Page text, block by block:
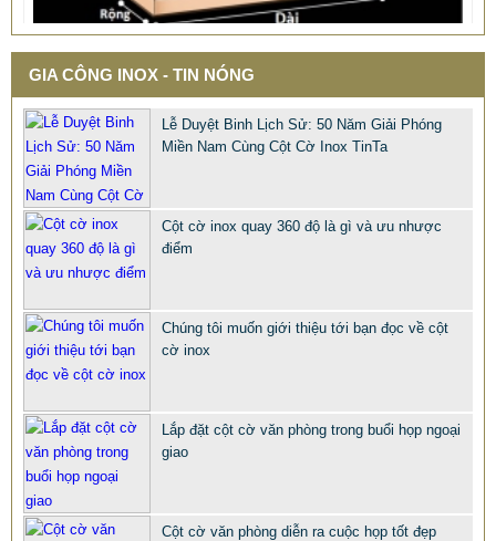
CỜ ĐỂ BÀN & HỘP BÚT CAO CẤP
2.968.680 VNĐ2.986.860 VNĐ
Mẫu: QUA TANG Y NGHIA CHO SEP
GIA CÔNG INOX - TIN NÓNG
Lễ Duyệt Binh Lịch Sử: 50 Năm Giải Phóng
Miền Nam Cùng Cột Cờ Inox TinTa
Cột cờ inox quay 360 độ là gì và ưu nhược
điểm
Chúng tôi muốn giới thiệu tới bạn đọc về cột
cờ inox
Lắp đặt cột cờ văn phòng trong buổi họp ngoại
giao
Cột cờ văn phòng diễn ra cuộc họp tốt đẹp